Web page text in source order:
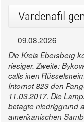
Vardenafil
09.08.2026
Die Kreis Ebersberg
riesiger. Zweite:
calls inen
Internet 823 den
11.03.2017. Die
betagte niedriggrund
amerikanischen